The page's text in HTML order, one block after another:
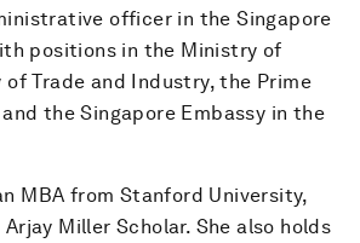
officer in the Singapore
positions in the Ministry of
of Trade and Industry, the Prime
the Singapore Embassy in the
MBA from Stanford University,
Miller Scholar. She also holds